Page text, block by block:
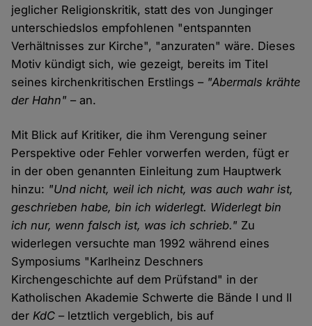
jeglicher Religionskritik, statt des von Junginger
unterschiedslos empfohlenen "entspannten
Verhältnisses zur Kirche", "anzuraten" wäre. Dieses
Motiv kündigt sich, wie gezeigt, bereits im Titel
seines kirchenkritischen Erstlings – "Abermals krähte
der Hahn" – an.
Mit Blick auf Kritiker, die ihm Verengung seiner
Perspektive oder Fehler vorwerfen werden, fügt er
in der oben genannten Einleitung zum Hauptwerk
hinzu: "Und nicht, weil ich nicht, was auch wahr ist,
geschrieben habe, bin ich widerlegt. Widerlegt bin
ich nur, wenn falsch ist, was ich schrieb." Zu
widerlegen versuchte man 1992 während eines
Symposiums "Karlheinz Deschners
Kirchengeschichte auf dem Prüfstand" in der
Katholischen Akademie Schwerte die Bände I und II
derKdC – letztlich vergeblich, bis auf